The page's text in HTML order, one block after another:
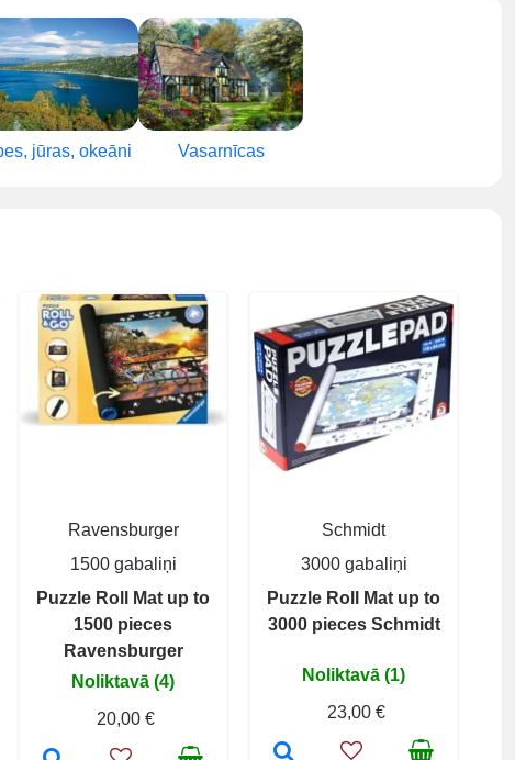
jūras, okeāni Vasarnīcas
Ravensburger
1500 gabaliņi
Puzzle Roll Mat up to
1500 pieces
Ravensburger
Noliktavā (4)
20,00 €
Schmidt
3000 gabaliņi
Puzzle Roll Mat up to
3000 pieces Schmidt
Noliktavā (1)
23,00 €